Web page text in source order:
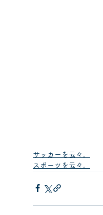
サッカーを云々。
スポーツを云々。